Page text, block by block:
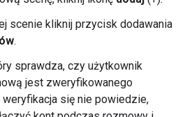
scenie kliknij przycisk dodawania
.
sprawdza, czy użytkownik
jest zweryfikowanego
się nie powiedzie,